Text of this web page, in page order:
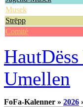
Musek
Strëpp
Comité
Haut
Umellen
FoFa-Kalenner » 2026